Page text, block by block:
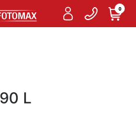
0
L